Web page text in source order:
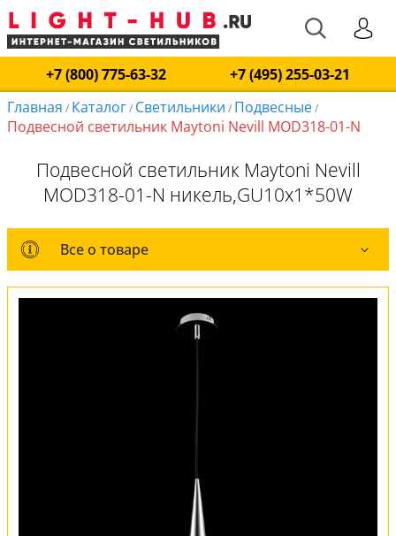
+7 (800) 775-63-32
+7 (495) 255-03-21
Главная / Каталог/ Светильники / Подвесные/
Подвесной светильник Maytoni Nevill MOD318-01-N
Подвесной светильник Maytoni Nevill
MOD318-01-N никель,GU10x1*50W
Все о товаре
Все о товаре
Комплект лампочек